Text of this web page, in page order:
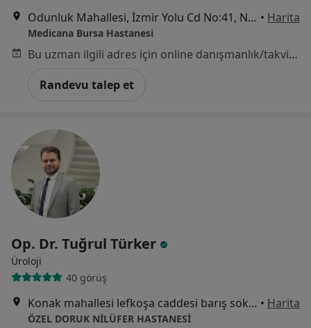
Odunluk Mahallesi, İzmir Yolu Cd No:41, Nilüfer • Harita
Medicana Bursa Hastanesi
Bu uzman ilgili adres için online danışmanlık/takvim sunmuyor.
Randevu talep et
Op. Dr. Tuğrul Türker
Üroloji
40 görüş
Konak mahallesi lefkoşa caddesi barış sokak No: 22 Nilüfer Bursa, Bursa • Harita
ÖZEL DORUK NİLÜFER HASTANESİ